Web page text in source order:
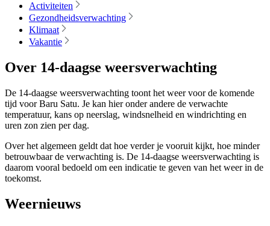
Activiteiten
Gezondheidsverwachting
Klimaat
Vakantie
Over 14-daagse weersverwachting
De 14-daagse weersverwachting toont het weer voor de komende
tijd voor Baru Satu. Je kan hier onder andere de verwachte
temperatuur, kans op neerslag, windsnelheid en windrichting en
uren zon zien per dag.
Over het algemeen geldt dat hoe verder je vooruit kijkt, hoe minder
betrouwbaar de verwachting is. De 14-daagse weersverwachting is
daarom vooral bedoeld om een indicatie te geven van het weer in de
toekomst.
Weernieuws